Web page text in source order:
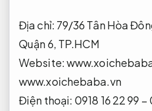
Địa chỉ: 79/36 Tân Hòa
Quận 6, TP.HCM
Website:
www.xoichebaba.vn
Điện thoại: 0918 16 22 99 –